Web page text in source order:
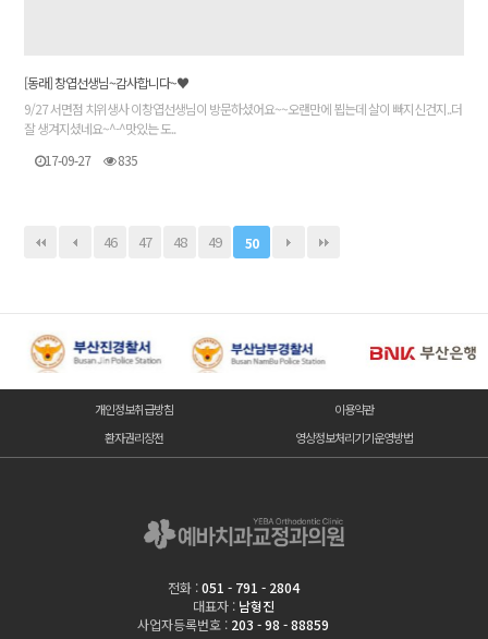
[동래] 창엽선생님~감사합니다~♥
9/27 서면점 치위생사 이창엽선생님이 방문하셨어요~~오랜만에 뵙는데 살이 빠지신건지..더
잘 생겨지셨네요~^-^맛있는 도..
17-09-27
835
46 47 48 49 50
개인정보취급방침
이용약관
환자권리장전
영상정보처리기기운영방법
전화 :051 - 791 - 2804
대표자 : 남형진
사업자등록번호 : 203 - 98 - 88859